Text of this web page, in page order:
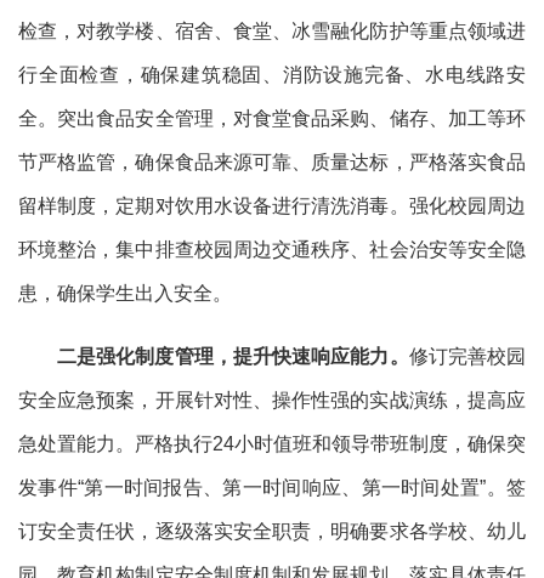
检查，对教学楼、宿舍、食堂、冰雪融化防护等重点领域进
行全面检查，确保建筑稳固、消防设施完备、水电线路安
全。突出食品安全管理，对食堂食品采购、储存、加工等环
节严格监管，确保食品来源可靠、质量达标，严格落实食品
留样制度，定期对饮用水设备进行清洗消毒。强化校园周边
环境整治，集中排查校园周边交通秩序、社会治安等安全隐
患，确保学生出入安全。
二是强化制度管理，提升快速响应能力。 修订完善校园
安全应急预案，开展针对性、操作性强的实战演练，提高应
急处置能力。严格执行24小时值班和领导带班制度，确保突
发事件“第一时间报告、第一时间响应、第一时间处置”。签
订安全责任状，逐级落实安全职责，明确要求各学校、幼儿